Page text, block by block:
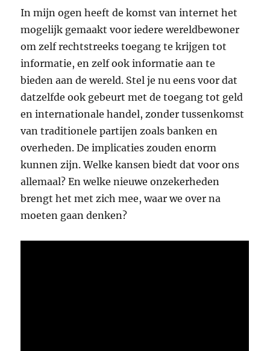
In mijn ogen heeft de komst van internet het
mogelijk gemaakt voor iedere wereldbewoner
om zelf rechtstreeks toegang te krijgen tot
informatie, en zelf ook informatie aan te
bieden aan de wereld. Stel je nu eens voor dat
datzelfde ook gebeurt met de toegang tot geld
en internationale handel, zonder tussenkomst
van traditionele partijen zoals banken en
overheden. De implicaties zouden enorm
kunnen zijn. Welke kansen biedt dat voor ons
allemaal? En welke nieuwe onzekerheden
brengt het met zich mee, waar we over na
moeten gaan denken?